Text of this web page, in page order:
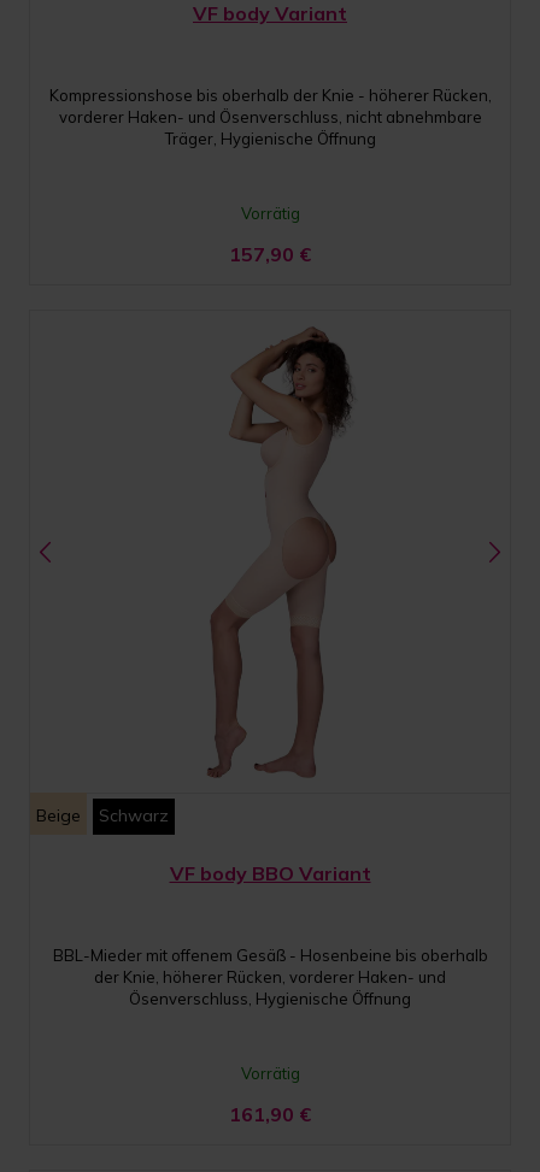
VF body Variant
Kompressionshose bis oberhalb der Knie - höherer Rücken,
vorderer Haken- und Ösenverschluss, nicht abnehmbare
Träger, Hygienische Öffnung
Vorrätig
157,90 €
Beige Schwarz
VF body BBO Variant
BBL-Mieder mit offenem Gesäß - Hosenbeine bis oberhalb
der Knie, höherer Rücken, vorderer Haken- und
Ösenverschluss, Hygienische Öffnung
Vorrätig
161,90 €